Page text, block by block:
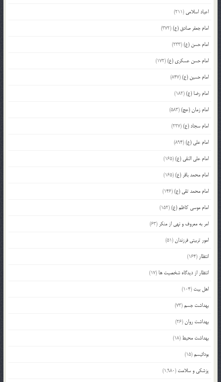
اعیاد اسلامی (211)
امام جعفر صادق (ع)(372)
امام حسن (ع)(233)
امام حسن عسکری (ع)(172)
امام حسین (ع)(847)
امام رضا (ع)(182)
امام زمان (عج)(583)
امام سجاد (ع)(227)
امام علی (ع)(894)
امام علی النقی (ع)(165)
امام محمد باقر (ع)(165)
امام محمد تقی (ع)(146)
امام موسی کاظم (ع)(152)
امر به معروف و نهی از منکر (63)
امور تربیتی فرزندان(51)
انتظار (164)
انتظار از دیدگاه شخصیت ها (17)
اهل بیت (104)
بهداشت جسم(73)
بهداشت روان(26)
بهداشت محیط (18)
بودائیسم(15)
پزشکی و سلامت (1,980)